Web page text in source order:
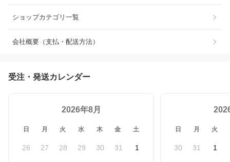
ショップカテゴリ一覧
会社概要（支払・配送方法）
受注・発送カレンダー
2026年8月
日 月 火 水 木 金 土
26 27 28 29 30 31 1
日 月 火
30 31 1